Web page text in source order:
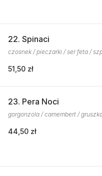
22. Spinaci
czosnek / pieczarki / ser feta /
51,50 zł
23. Pera Noci
gorgonzola / camembert /
44,50 zł